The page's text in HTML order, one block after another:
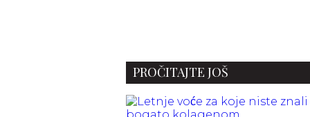
PROČITAJTE JOŠ